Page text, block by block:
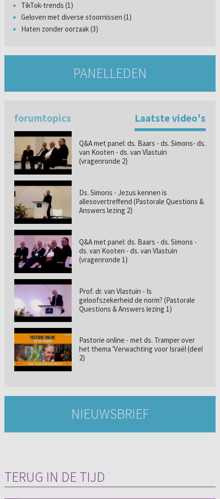
TikTok-trends (1)
Geloven met diverse stoornissen (1)
Haten zonder oorzaak (3)
PANELLEDEN
forumtopics Laatste video's
Q&A met panel: ds. Baars - ds. Simons- ds.
van Kooten - ds. van Vlastuin
(vragenronde 2)
Ds. Simons - Jezus kennen is
allesovertreffend (Pastorale Questions &
Answers lezing 2)
Q&A met panel: ds. Baars - ds. Simons -
ds. van Kooten - ds. van Vlastuin
(vragenronde 1)
Prof. dr. van Vlastuin - Is
geloofszekerheid de norm? (Pastorale
Questions & Answers lezing 1)
Pastorie online - met ds. Tramper over
het thema 'Verwachting voor Israël (deel
2)
NIEUWSBRIEF
TERUG IN DE TIJD